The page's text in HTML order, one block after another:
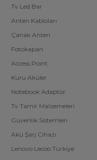
Tv Led Bar
Anten Kabloları
Çanak Anten
Fotokapan
Access Point
Kuru Aküler
Notebook Adaptör
Tv Tamir Malzemeleri
Güvenlik Sistemleri
Akü Şarj Cihazı
Lenovo Lecoo Türkiye